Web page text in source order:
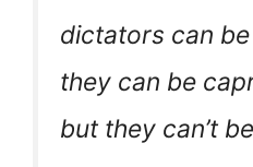
dictators can
they can be
but they can’t